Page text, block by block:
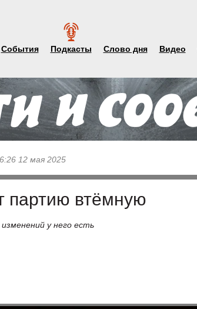
События Подкасты Слово дня Видео
12 мая 2025
партию втёмную
у него есть